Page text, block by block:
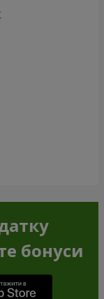
бонуси